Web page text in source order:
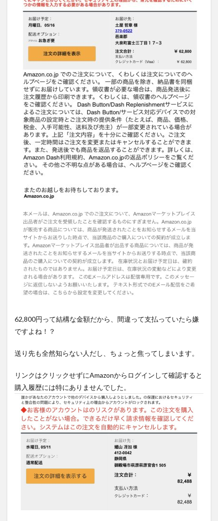
62,800円って結構な金額だから、間違って支払っていたら嫌
ですよね！？
送り先も全然知らない人だし、ちょっと焦ってしまいます。
リンクはクリックせずにAmazonからログインして確認すると
購入履歴には特にありませんでした。